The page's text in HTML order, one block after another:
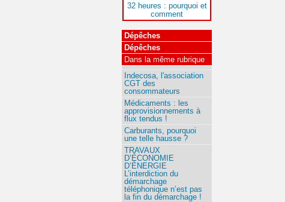
32 heures : pourquoi et
comment
Dépêches
Dépêches
Dans la même rubrique
Indecosa, l'association
CGT des
consommateurs
Médicaments : les
approvisionnements à
flux tendus !
Carburants, pourquoi
une telle hausse ?
TRAVAUX
D’ÉCONOMIE
D’ÉNERGIE
L’interdiction du
démarchage
téléphonique n’est pas
la fin du démarchage !